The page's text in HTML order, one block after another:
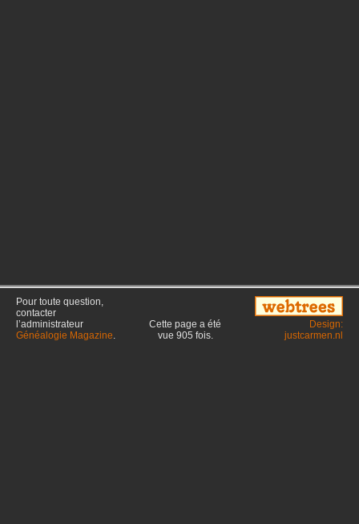
Pour toute question,
contacter
l’administrateur
Généalogie Magazine.
Cette page a été
vue 905 fois.
Design:
justcarmen.nl